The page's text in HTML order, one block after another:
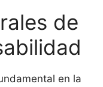
de
en la